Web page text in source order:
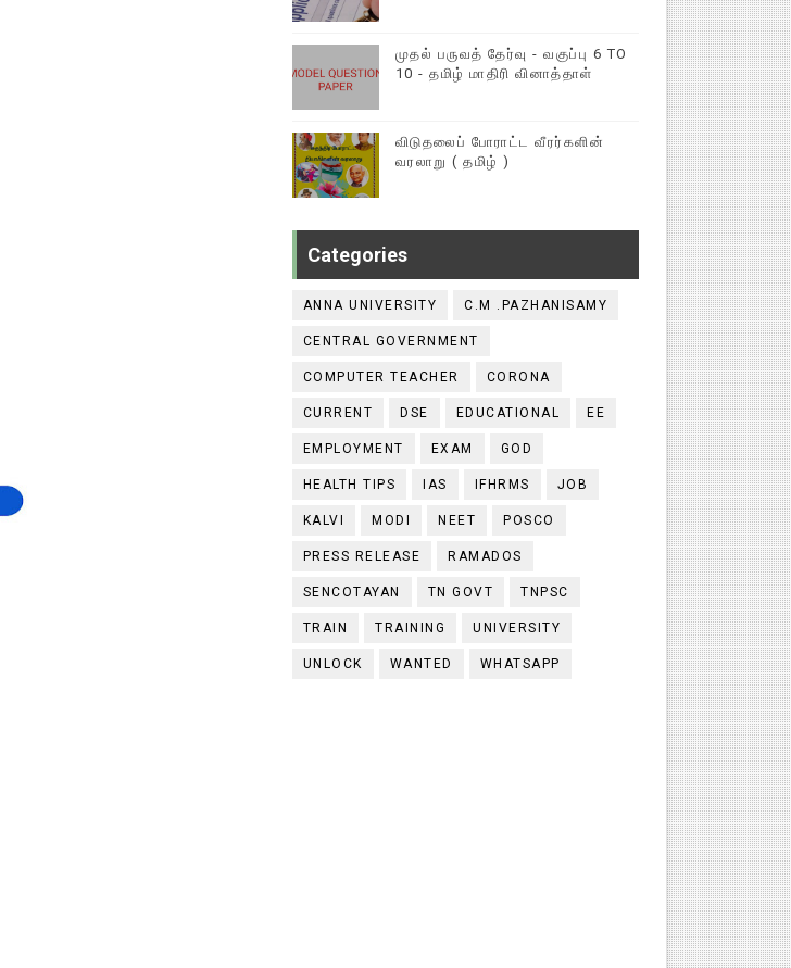
முதல் பருவத் தேர்வு - வகுப்பு 6 TO
10 - தமிழ் மாதிரி வினாத்தாள்
விடுதலைப் போராட்ட வீரர்களின்
வரலாறு ( தமிழ் )
Categories
ANNA UNIVERSITY C.M .PAZHANISAMY
CENTRAL GOVERNMENT
COMPUTER TEACHER CORONA
CURRENT DSE EDUCATIONAL EE
EMPLOYMENT EXAM GOD
HEALTH TIPS IAS IFHRMS JOB
KALVI MODI NEET POSCO
PRESS RELEASE RAMADOS
SENCOTAYAN TN GOVT TNPSC
TRAIN TRAINING UNIVERSITY
UNLOCK WANTED WHATSAPP